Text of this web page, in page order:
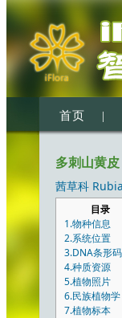
首页 |
多刺山黄
茜草科
目录
1.物种信息
2.系统位置
3.DNA条形码
4.种质资源
5.植物照片
6.民族植物学
7.植物标本